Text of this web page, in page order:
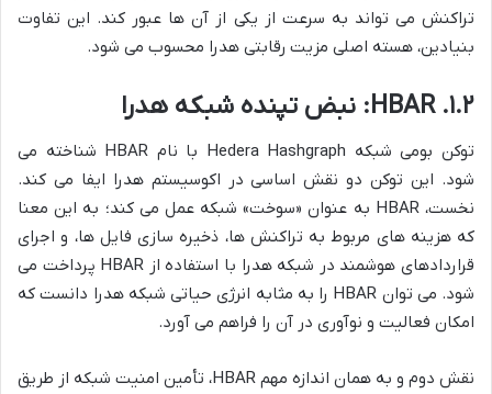
تراکنش می تواند به سرعت از یکی از آن ها عبور کند. این تفاوت
بنیادین، هسته اصلی مزیت رقابتی هدرا محسوب می شود.
۱.۲. HBAR: نبض تپنده شبکه هدرا
توکن بومی شبکه Hedera Hashgraph با نام HBAR شناخته می
شود. این توکن دو نقش اساسی در اکوسیستم هدرا ایفا می کند.
نخست، HBAR به عنوان «سوخت» شبکه عمل می کند؛ به این معنا
که هزینه های مربوط به تراکنش ها، ذخیره سازی فایل ها، و اجرای
قراردادهای هوشمند در شبکه هدرا با استفاده از HBAR پرداخت می
شود. می توان HBAR را به مثابه انرژی حیاتی شبکه هدرا دانست که
امکان فعالیت و نوآوری در آن را فراهم می آورد.
نقش دوم و به همان اندازه مهم HBAR، تأمین امنیت شبکه از طریق